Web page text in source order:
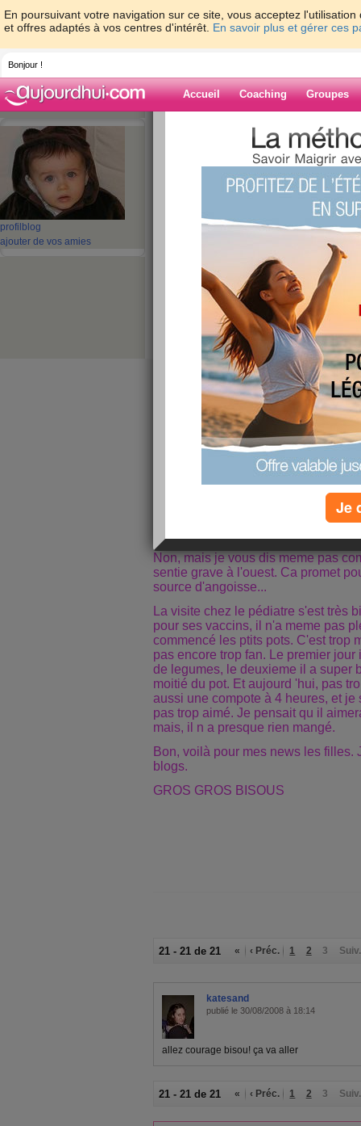
En poursuivant votre navigation sur ce site, vous acceptez
et offres adaptés à vos centres d'intérêt. En savoir plus et gérer ces
Bonjour !
Accueil Coaching Groupes
profil blog
ajouter de vos amies
> > coucou
Blog de Elitacat
coucou
Coucou les filles. Je suis désolée
J'ai eu une semaine chargée . Je
préparé ma rentrée, je suis allée
(tout va bien), je me suis promenée
mangé chez mes grands parents
angoisséééééé pour la rentrée.
Bref, je n'ai pas eu beaucoup de
n'ai pas craqué cette semaine,
400 grammes ! Peut etre parce que
Quelles vilaines celles ci.
Mercredi je suis donc allée à
collègues . ET bien, vous savez
pas un regard à mon fils non plus.
arrivées, elle s'est levée, a levé les
Non, mais je vous dis meme pas
sentie grave à l'ouest. Ca promet
source d'angoisse...
La visite chez le pédiatre s'est très
pour ses vaccins, il n'a meme pas
commencé les ptits pots. C'est trop
pas encore trop fan. Le premier
de legumes, le deuxieme il a super
moitié du pot. Et aujourd 'hui, pas
aussi une compote à 4 heures, et
pas trop aimé. Je pensait qu il
mais, il n a presque rien mangé.
Bon, voilà pour mes news les filles.
blogs.
GROS GROS BISOUS
21 - 21 de 21 « ‹ Préc. 1 2 3 Suiv.
katesand
publié le 30/08/2008 à 18:14
allez courage bisou! ça va aller
21 - 21 de 21 « ‹ Préc. 1 2 3 Suiv.
Je